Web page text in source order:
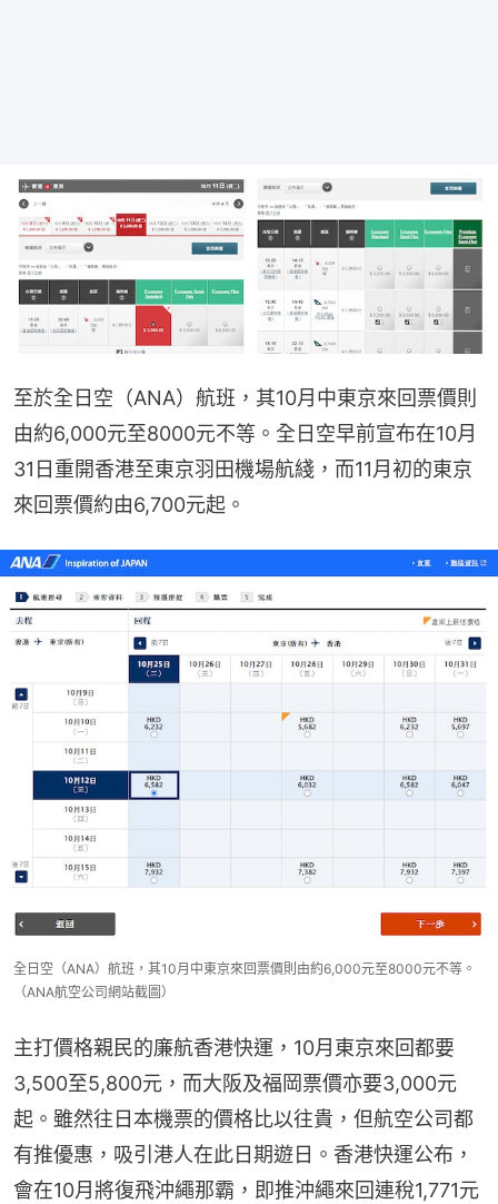
至於全日空（ANA）航班，其10月中東京來回票價則
由約6,000元至8000元不等。全日空早前宣布在10月
31日重開香港至東京羽田機場航綫，而11月初的東京
來回票價約由6,700元起。
全日空（ANA）航班，其10月中東京來回票價則由約6,000元至8000元不等。
（ANA航空公司網站截圖）
主打價格親民的廉航香港快運，10月東京來回都要
3,500至5,800元，而大阪及福岡票價亦要3,000元
起。雖然往日本機票的價格比以往貴，但航空公司都
有推優惠，吸引港人在此日期遊日。香港快運公布，
會在10月將復飛沖繩那霸，即推沖繩來回連稅1,771元